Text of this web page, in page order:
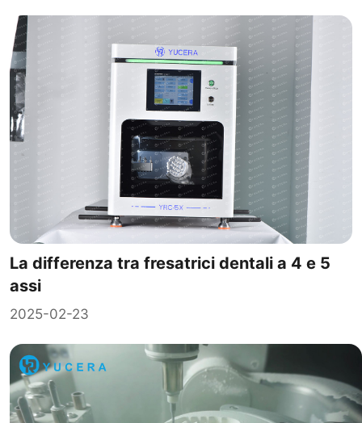
La differenza tra fresatrici dentali a 4 e 5
assi
2025-02-23